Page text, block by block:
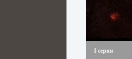
1 серия